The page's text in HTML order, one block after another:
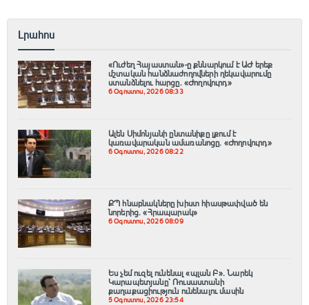
Լրահոս
«Ուժեղ Հայաստան»-ը քննարկում է ԱԺ երեք
մշտական հանձնաժողովների ղեկավարումը
ստանձնելու հարցը. «Ժողովուրդ»
6 Օգոստոս, 2026 08:33
Ալեն Սիմոնյանի ընտանիքը լքում է
կառավարական ամառանոցը. «Ժողովուրդ»
6 Օգոստոս, 2026 08:22
ՔՊ հնաբնակները խիստ հիասթափված են
նորերից. «Հրապարակ»
6 Օգոստոս, 2026 08:09
Ես չեմ ուզել ունենալ «պլան Բ»․ Նարեկ
Կարապետյանը՝ Ռուսաստանի
քաղաքացիություն ունենալու մասին
5 Օգոստոս, 2026 23:54